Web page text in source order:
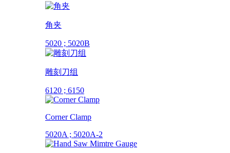
角夹
5020 ; 5020B
雕刻刀组
6120 ; 6150
Corner Clamp
5020A ; 5020A-2